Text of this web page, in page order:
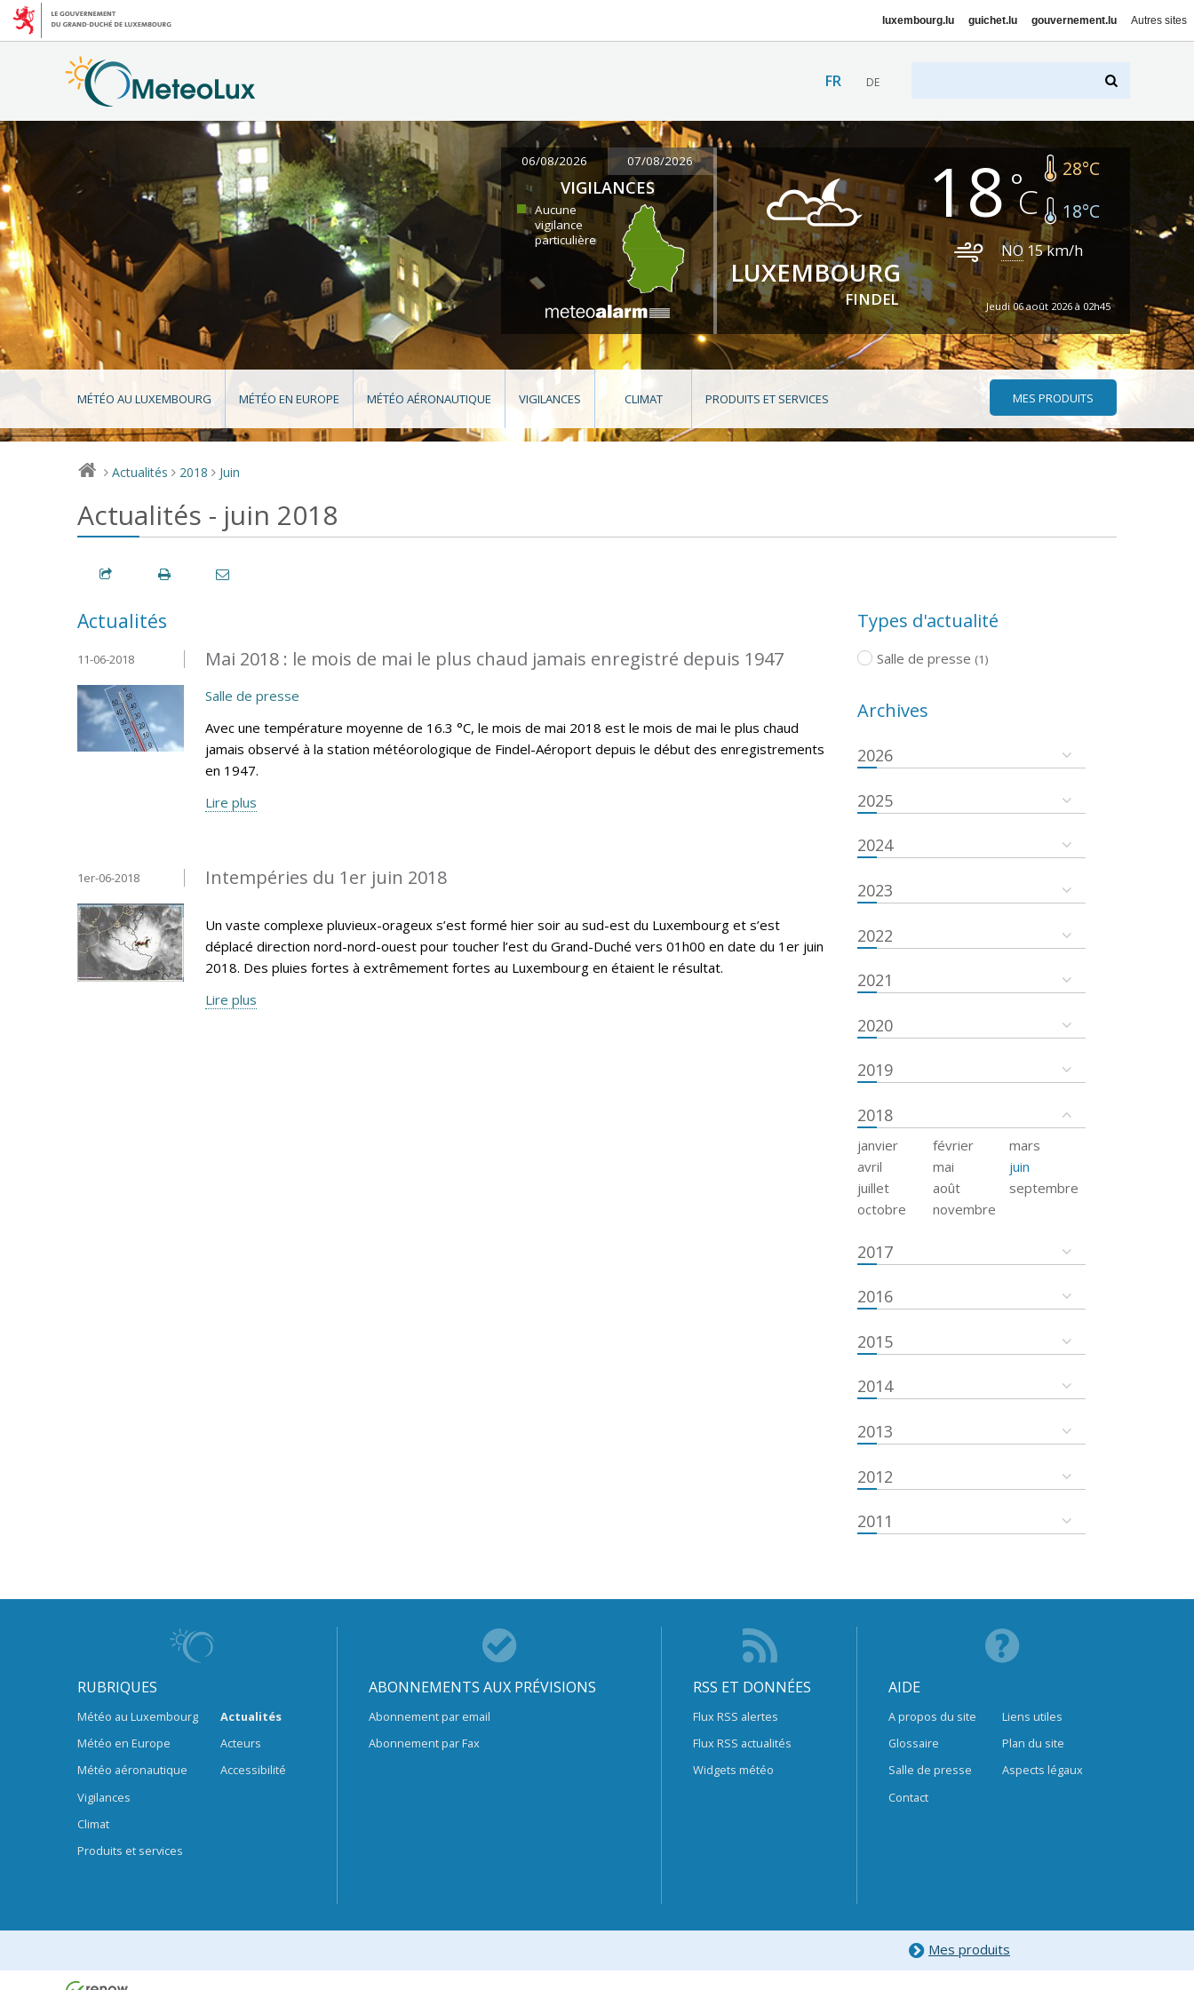
luxembourg.lu guichet.lu gouvernement.lu Autres sites
FR DE
06/08/2026 07/08/2026
VIGILANCES
Aucune
vigilance
particulière
LUXEMBOURG
FINDEL
18 28°C
18°C
NO 15km/h
Jeudi 06 août 2026 à 02h45
MÉTÉO AU LUXEMBOURG MÉTÉO EN EUROPE MÉTÉO AÉRONAUTIQUE VIGILANCES CLIMAT PRODUITS ET SERVICES MES PRODUITS
> Actualités > 2018 > Juin
Actualités - juin 2018
Actualités
Mai 2018 : le mois de mai le plus chaud jamais enregistré depuis 1947
11-06-2018
Salle de presse
Avec une température moyenne de 16.3 °C, le mois de mai 2018 est le mois de mai le plus chaud
jamais observé à la station météorologique de Findel-Aéroport depuis le début des enregistrements
en 1947.
Lire plus
Intempéries du 1er juin 2018
1er-06-2018
Un vaste complexe pluvieux-orageux s’est formé hier soir au sud-est du Luxembourg et s’est
déplacé direction nord-nord-ouest pour toucher l’est du Grand-Duché vers 01h00 en date du 1er juin
2018. Des pluies fortes à extrêmement fortes au Luxembourg en étaient le résultat.
Lire plus
Types d'actualité
Salle de presse (1)
Archives
2026
2025
2024
2023
2022
2021
2020
2019
2018
janvier février
mars
avril
mai
juin
juillet
août
septembre
octobre
novembre
2017
2016
2015
2014
2013
2012
2011
RUBRIQUES
Météo au Luxembourg
Météo en Europe
Météo aéronautique
Vigilances
Climat
Produits et services
Actualités
Acteurs
Accessibilité
ABONNEMENTS AUX PRÉVISIONS
Abonnement par email
Abonnement par Fax
RSS ET DONNÉES
Flux RSS alertes
Flux RSS actualités
Widgets météo
AIDE
A propos du site
Glossaire
Salle de presse
Contact
Liens utiles
Plan du site
Aspects légaux
Mes produits